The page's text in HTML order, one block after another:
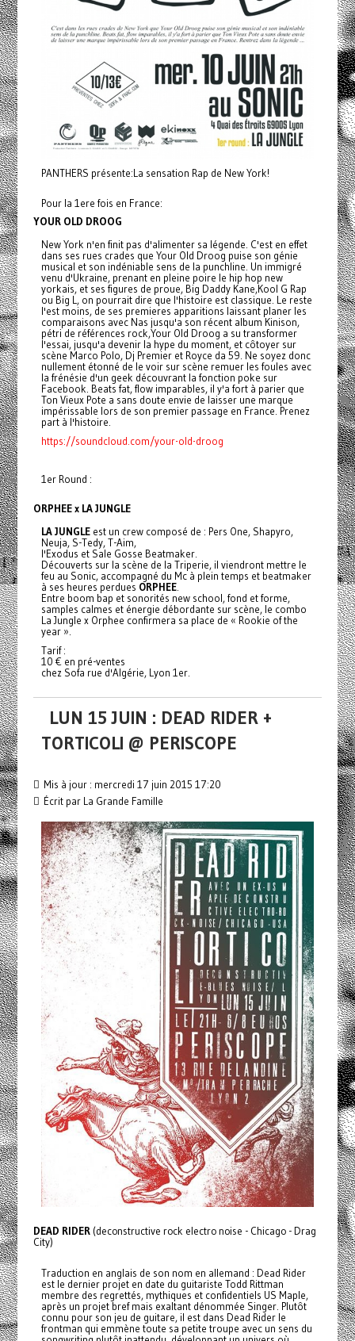
PANTHERS présente:La sensation Rap de New York!
Pour la 1ere fois en France:
YOUR OLD DROOG
New York n'en finit pas d'alimenter sa légende. C'est en effet
dans ses rues crades que Your Old Droog puise son génie
musical et son indéniable sens de la punchline. Un immigré
venu d'Ukraine, prenant en pleine poire le hip hop new
yorkais, et ses figures de proue, Big Daddy Kane,Kool G Rap
ou Big L, on pourrait dire que l'histoire est classique. Le reste
l'est moins, de ses premieres apparitions laissant planer les
comparaisons avec Nas jusqu'a son récent album Kinison,
pétri de références rock,Your Old Droog a su transformer
l'essai, jusqu'a devenir la hype du moment, et côtoyer sur
scène Marco Polo, Dj Premier et Royce da 59. Ne soyez donc
nullement étonné de le voir sur scène remuer les foules avec
la frénésie d'un geek découvrant la fonction poke sur
Facebook. Beats fat, flow imparables, il y'a fort à parier que
Ton Vieux Pote a sans doute envie de laisser une marque
impérissable lors de son premier passage en France. Prenez
part à l'histoire.
https://soundcloud.com/your-old-droog
1er Round :
ORPHEE x LA JUNGLE
LA JUNGLEest un crew composé de : Pers One, Shapyro,
Neuja, S-Tedy, T-Aim,
l'Exodus et Sale Gosse Beatmaker.
Découverts sur la scène de la Triperie, il viendront mettre le
feu au Sonic, accompagné du Mc à plein temps et beatmaker
à ses heures perdues ORPHEE.
Entre boom bap et sonorités new school, fond et forme,
samples calmes et énergie débordante sur scène, le combo
La Jungle x Orphee confirmera sa place de « Rookie of the
year ».
Tarif :
10 € en pré-ventes
chez Sofa rue d'Algérie, Lyon 1er.
LUN 15 JUIN : DEAD RIDER +
TORTICOLI @ PERISCOPE
Mis à jour : mercredi 17 juin 2015 17:20
Écrit par La Grande Famille
DEAD RIDER(deconstructive rock electro noise - Chicago - Drag
City)
Traduction en anglais de son nom en allemand : Dead Rider
est le dernier projet en date du guitariste Todd Rittman
membre des regrettés, mythiques et confidentiels US Maple,
après un projet bref mais exaltant dénommée Singer. Plutôt
connu pour son jeu de guitare, il est dans Dead Rider le
frontman qui emmène toute sa petite troupe avec un sens du